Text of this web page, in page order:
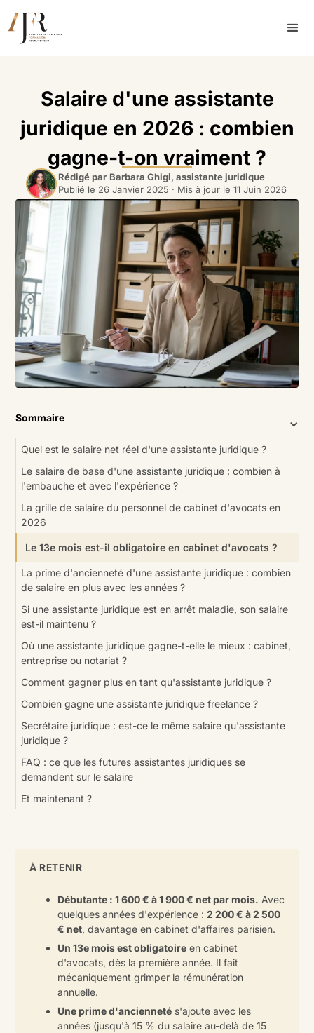
Salaire d'une assistante
juridique en 2026 : combien
gagne-t-on vraiment ?
Rédigé par Barbara Ghigi, assistante juridique
Publié le 26 Janvier 2025 · Mis à jour le 11 Juin 2026
Sommaire
Quel est le salaire net réel d'une assistante juridique ?
Le salaire de base d'une assistante juridique : combien à
l'embauche et avec l'expérience ?
La grille de salaire du personnel de cabinet d'avocats en
2026
Le 13e mois est-il obligatoire en cabinet d'avocats ?
La prime d'ancienneté d'une assistante juridique : combien
de salaire en plus avec les années ?
Si une assistante juridique est en arrêt maladie, son salaire
est-il maintenu ?
Où une assistante juridique gagne-t-elle le mieux : cabinet,
entreprise ou notariat ?
Comment gagner plus en tant qu'assistante juridique ?
Combien gagne une assistante juridique freelance ?
Secrétaire juridique : est-ce le même salaire qu'assistante
juridique ?
FAQ : ce que les futures assistantes juridiques se
demandent sur le salaire
Et maintenant ?
À RETENIR
Débutante : 1 600 € à 1 900 € net par mois. Avec
quelques années d'expérience : 2 200 € à 2 500
€ net, davantage en cabinet d'affaires parisien.
Un 13e mois est obligatoireen cabinet
d'avocats, dès la première année. Il fait
mécaniquement grimper la rémunération
annuelle.
Une prime d'anciennetés'ajoute avec les
années (jusqu'à 15 % du salaire au-delà de 15